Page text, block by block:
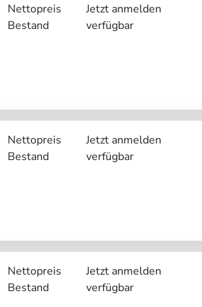
Nettopreis
Jetzt anmelden
Bestand
verfügbar
Nettopreis
Jetzt anmelden
Bestand
verfügbar
Nettopreis
Jetzt anmelden
Bestand
verfügbar